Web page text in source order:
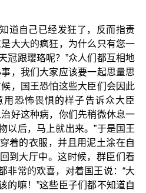
道自己已经发狂了，反而指责
大大的疯狂，为什么只有您一
冠跟璎珞呢？”众人们都互相地
，我们大家应该要一起思量思
，国王恐怕这些大臣们会因此
恐怖畏惧的样子告诉众大臣
好这种病，你们先稍微休息一
以后，马上就出来。”于是国王
着的衣服，并且用泥土涂在自
到大厅中。这时候，群臣们看
非常的欢喜，对着国王说：“大
的嘛！”这些臣子们都不知道自